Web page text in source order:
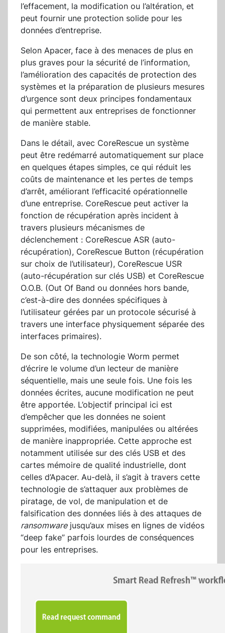
l’effacement, la modification ou l’altération, et
peut fournir une protection solide pour les
données d’entreprise.
Selon Apacer, face à des menaces de plus en
plus graves pour la sécurité de l’information,
l’amélioration des capacités de protection des
systèmes et la préparation de plusieurs mesures
d’urgence sont deux principes fondamentaux
qui permettent aux entreprises de fonctionner
de manière stable.
Dans le détail, avec CoreRescue un système
peut être redémarré automatiquement sur place
en quelques étapes simples, ce qui réduit les
coûts de maintenance et les pertes de temps
d’arrêt, améliorant l’efficacité opérationnelle
d’une entreprise. CoreRescue peut activer la
fonction de récupération après incident à
travers plusieurs mécanismes de
déclenchement : CoreRescue ASR (auto-
récupération), CoreRescue Button (récupération
sur choix de l’utilisateur), CoreRescue USR
(auto-récupération sur clés USB) et CoreRescue
O.O.B. (Out Of Band ou données hors bande,
c’est-à-dire des données spécifiques à
l’utilisateur gérées par un protocole sécurisé à
travers une interface physiquement séparée des
interfaces primaires).
De son côté, la technologie Worm permet
d’écrire le volume d’un lecteur de manière
séquentielle, mais une seule fois. Une fois les
données écrites, aucune modification ne peut
être apportée. L’objectif principal ici est
d’empêcher que les données ne soient
supprimées, modifiées, manipulées ou altérées
de manière inappropriée. Cette approche est
notamment utilisée sur des clés USB et des
cartes mémoire de qualité industrielle, dont
celles d’Apacer. Au-delà, il s’agit à travers cette
technologie de s’attaquer aux problèmes de
piratage, de vol, de manipulation et de
falsification des données liés à des attaques de
ransomwarejusqu’aux mises en lignes de vidéos
“deep fake” parfois lourdes de conséquences
pour les entreprises.